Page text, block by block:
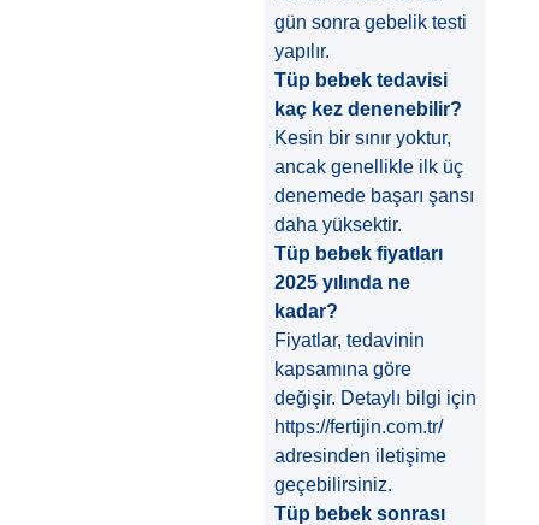
gün sonra gebelik testi
yapılır.
Tüp bebek tedavisi
kaç kez denenebilir?
Kesin bir sınır yoktur,
ancak genellikle ilk üç
denemede başarı şansı
daha yüksektir.
Tüp bebek fiyatları
2025 yılında ne
kadar?
Fiyatlar, tedavinin
kapsamına göre
değişir. Detaylı bilgi için
https://fertijin.com.tr/
adresinden iletişime
geçebilirsiniz.
Tüp bebek sonrası